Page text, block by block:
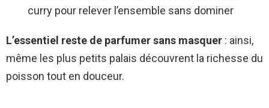
curry pour relever l’ensemble sans dominer
L’essentiel reste de parfumer sans masquer : ainsi,
même les plus petits palais découvrent la richesse du
poisson tout en douceur.